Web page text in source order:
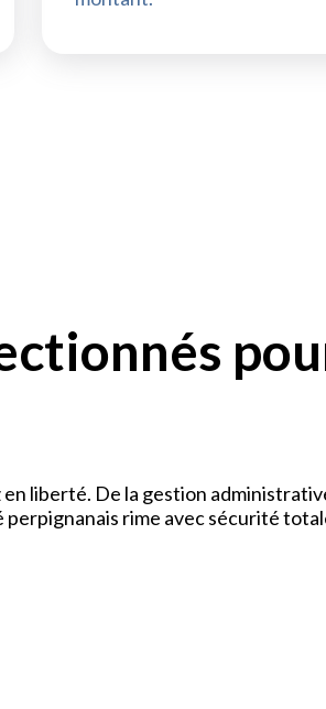
liberté. De la gestion
rime avec sécurité